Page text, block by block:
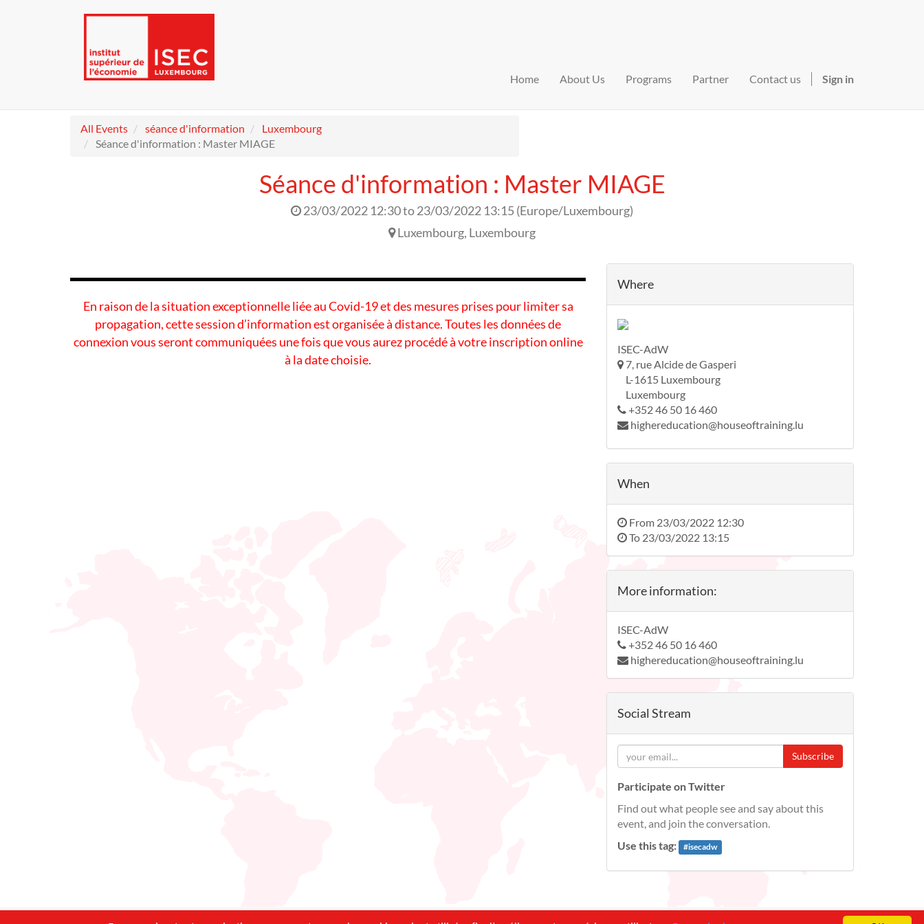
Home About Us Programs Partner Contact us Sign in
All Events séance d'information
Luxembourg
Séance d'information : Master MIAGE
Séance d'information : Master MIAGE
23/03/2022 12:30to23/03/2022 13:15(Europe/Luxembourg)
Luxembourg, Luxembourg
En raison de la situation exceptionnelle liée au Covid-19 et des mesures prises pour limiter sa
propagation, cette session d’information est organisée à distance. Toutes les données de
connexion vous seront communiquées une fois que vous aurez procédé à votre inscription online
à la date choisie.
Where
ISEC-AdW
7, rue Alcide de Gasperi
L-1615 Luxembourg
Luxembourg
+352 46 50 16 460
highereducation@houseoftraining.lu
When
From 23/03/2022 12:30
To 23/03/2022 13:15
More information:
ISEC-AdW
+352 46 50 16 460
highereducation@houseoftraining.lu
Social Stream
Subscribe
Participate on Twitter
Find out what people see and say about this
event, and join the conversation.
Use this tag:
#isecadw